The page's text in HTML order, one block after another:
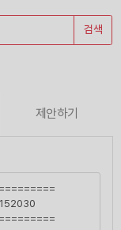
검색
제안하기